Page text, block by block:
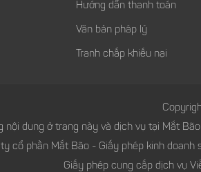
Hướng dẫn thanh toán
Văn bản pháp lý
Tranh chấp khiếu nại
nội dung ở trang này và dịch vụ tại Mắt
ty cổ phần Mắt Bão - Giấy phép kinh
Giấy phép cung cấp dịch vụ